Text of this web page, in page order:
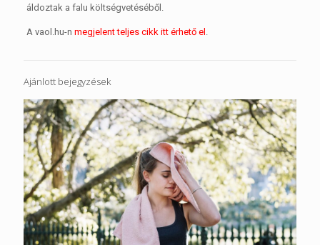
áldoztak a falu költségvetéséből.
A vaol.hu-n megjelent teljes cikk itt érhető el
Ajánlott bejegyzések